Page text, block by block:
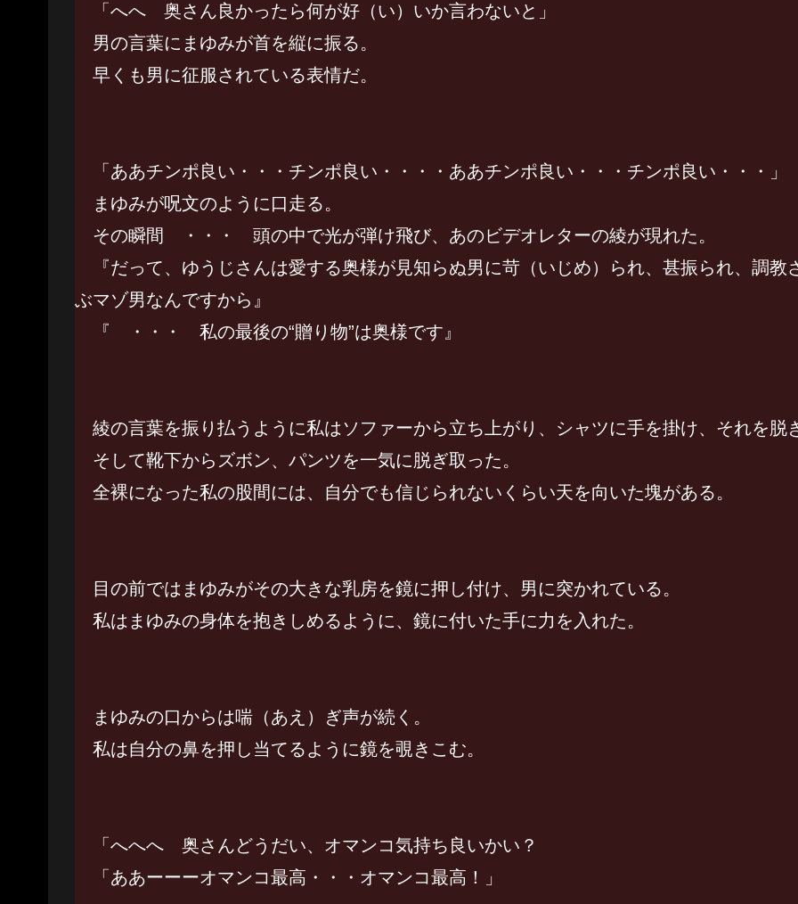
「へへ 奥さん良かったら何が好（い）いか言わないと」
男の言葉にまゆみが首を縦に振る。
早くも男に征服されている表情だ。
「ああチンポ良い・・・チンポ良い・・・・ああチンポ良い・・・チンポ良い・・・」
まゆみが呪文のように口走る。
その瞬間 ・・・ 頭の中で光が弾け飛び、あのビデオレターの綾が現れた。
『だって、ゆうじさんは愛する奥様が見知らぬ男に苛（いじめ）られ、甚振られ、調教
ぶマゾ男なんですから』
『 ・・・ 私の最後の“贈り物”は奥様です』
綾の言葉を振り払うように私はソファーから立ち上がり、シャツに手を掛け、それを脱
そして靴下からズボン、パンツを一気に脱ぎ取った。
全裸になった私の股間には、自分でも信じられないくらい天を向いた塊がある。
目の前ではまゆみがその大きな乳房を鏡に押し付け、男に突かれている。
私はまゆみの身体を抱きしめるように、鏡に付いた手に力を入れた。
まゆみの口からは喘（あえ）ぎ声が続く。
私は自分の鼻を押し当てるように鏡を覗きこむ。
「へへへ 奥さんどうだい、オマンコ気持ち良いかい？
「ああーーーオマンコ最高・・・オマンコ最高！」